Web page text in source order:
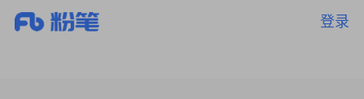
登录